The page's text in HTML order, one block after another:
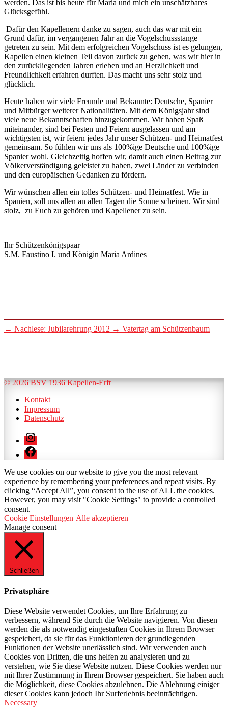
werden. Das ist bis heute für Maria und mich ein unschätzbares
Glücksgefühl.
Dafür den Kapellenern danke zu sagen, auch das war mit ein
Grund dafür, im vergangenen Jahr an die Vogelschussstange
getreten zu sein. Mit dem erfolgreichen Vogelschuss ist es gelungen,
Kapellen einen kleinen Teil davon zurück zu geben, was wir hier in
den zurückliegenden Jahren erleben und an Herzlichkeit und
Freundlichkeit erfahren durften. Das macht uns sehr stolz und
glücklich.
Heute haben wir viele Freunde und Bekannte: Deutsche, Spanier
und Mitbürger weiterer Nationalitäten. Mit dem Königsjahr sind
viele neue Bekanntschaften hinzugekommen. Wir haben Spaß
miteinander, sind bei Festen und Feiern ausgelassen und am
wichtigsten ist, wir feiern jedes Jahr unser Schützen- und Heimatfest
gemeinsam. So fühlen wir uns als 100%ige Deutsche und 100%ige
Spanier wohl. Gleichzeitig hoffen wir, damit auch einen Beitrag zur
Völkerverständigung geleistet zu haben, zwei Länder zu verbinden
und den europäischen Gedanken zu fördern.
Wir wünschen allen ein tolles Schützen- und Heimatfest. Wie in
Spanien, soll uns allen an allen Tagen die Sonne scheinen. Wir sind
stolz, zu Euch zu gehören und Kapellener zu sein.
Ihr Schützenkönigspaar
S.M. Faustino I. und Königin Maria Ardines
← Nachlese: Jubilarehrung 2012 → Vatertag am Schützenbaum
© 2026 BSV 1936 Kapellen-Erft
Kontakt
Impressum
Datenschutz
Instagram
Facebook
We use cookies on our website to give you the most relevant
experience by remembering your preferences and repeat visits. By
clicking “Accept All”, you consent to the use of ALL the cookies.
However, you may visit "Cookie Settings" to provide a controlled
consent.
Cookie Einstellungen Alle akzeptieren
Manage consent
Schließen
Privatsphäre
Diese Website verwendet Cookies, um Ihre Erfahrung zu
verbessern, während Sie durch die Website navigieren. Von diesen
werden die als notwendig eingestuften Cookies in Ihrem Browser
gespeichert, da sie für das Funktionieren der grundlegenden
Funktionen der Website unerlässlich sind. Wir verwenden auch
Cookies von Dritten, die uns helfen zu analysieren und zu
verstehen, wie Sie diese Website nutzen. Diese Cookies werden nur
mit Ihrer Zustimmung in Ihrem Browser gespeichert. Sie haben auch
die Möglichkeit, diese Cookies abzulehnen. Die Ablehnung einiger
dieser Cookies kann jedoch Ihr Surferlebnis beeinträchtigen.
Necessary